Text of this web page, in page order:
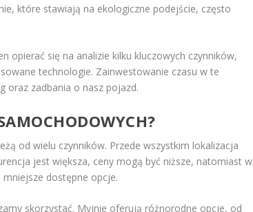
które stawiają na ekologiczne podejście, często
opierać się na analizie kilku kluczowych czynników,
technologie. Zainwestowanie czasu w te
oraz zadbania o nasz pojazd.
od wielu czynników. Przede wszystkim lokalizacja
jest większa, ceny mogą być niższe, natomiast w
dostępne opcje.
skorzystać. Myjnie oferują różnorodne opcje, od